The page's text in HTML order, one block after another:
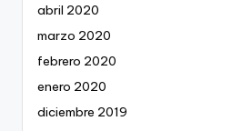
abril 2020
marzo 2020
febrero 2020
enero 2020
diciembre 2019